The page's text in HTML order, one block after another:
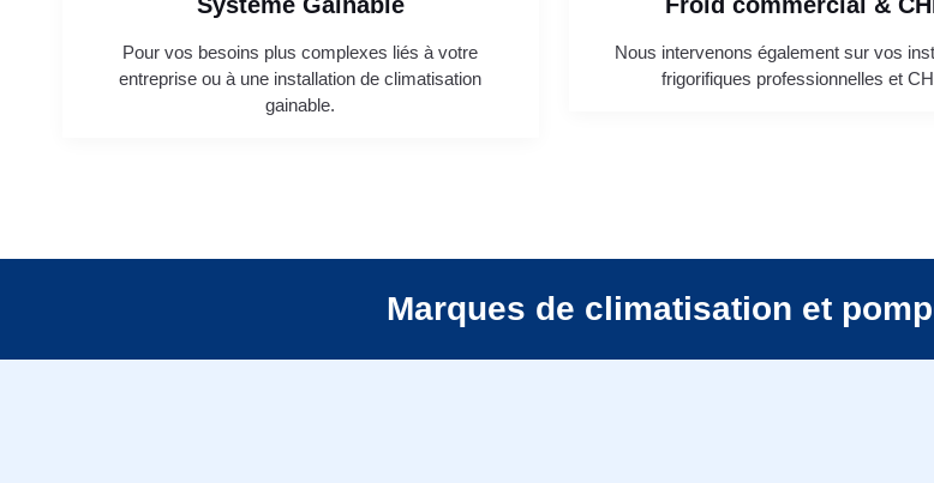
Pour vos besoins plus complexes liés à votre
entreprise ou à une installation de climatisation
gainable.
Nous intervenons également sur vos
frigorifiques professionnelles et
Marques de climatisation et